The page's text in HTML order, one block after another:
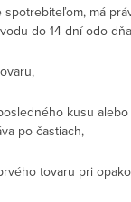
spotrebiteľom, má
do 14 dní odo
kusu
po častiach,
tovaru pri